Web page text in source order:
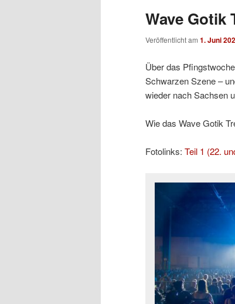
Wave Gotik
Veröffentlicht am 1. Juni
Über das
Schwarzen Szene –
wieder nach Sachsen
Wie das Wave Gotik
Fotolinks: Teil 1 (22.